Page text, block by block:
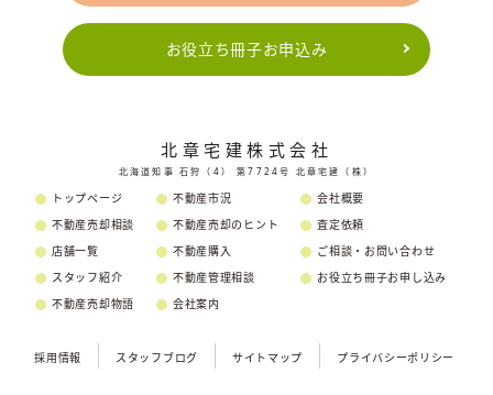
お役立ち冊子お申込み
北章宅建株式会社
北海道知事 石狩（4） 第7724号 北章宅建（株）
トップページ
不動産売却相談
店舗一覧
スタッフ紹介
不動産売却物語
不動産市況
不動産売却のヒント
不動産購入
不動産管理相談
会社案内
会社概要
査定依頼
ご相談・お問い合わせ
お役立ち冊子お申し込み
採用情報 スタッフブログ サイトマップ プライバシーポリシー